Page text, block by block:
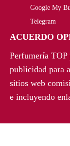
Google My
Telegram
ACUERDO
Perfumería TOP
publicidad para
sitios web
e incluyendo